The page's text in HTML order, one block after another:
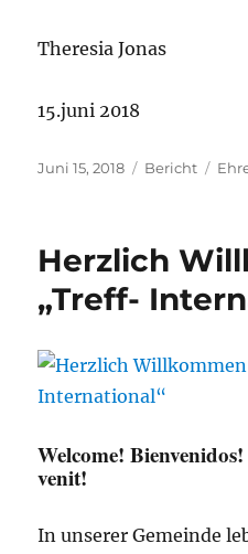
Theresia Jonas
15.juni 2018
Veröffentlicht
Juni 15, 2018 Kategorien
Bericht
Herzlich
„Treff-
Welcome!
venit!
In unserer Gemeinde